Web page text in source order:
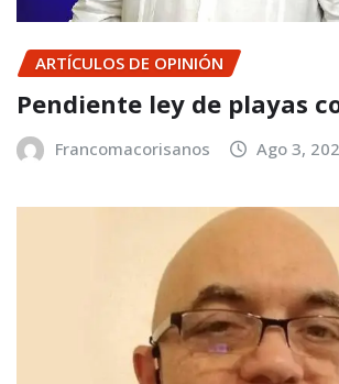
ARTÍCULOS DE OPINIÓN
Pendiente ley de playas
Francomacorisanos Ago 3,